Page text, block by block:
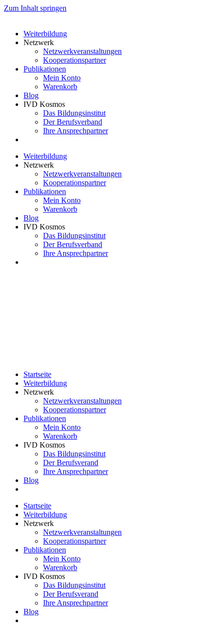
Zum Inhalt springen
Weiterbildung
Netzwerk
Netzwerkveranstaltungen
Kooperationspartner
Publikationen
Mein Konto
Warenkorb
Blog
IVD Kosmos
Das Bildungsinstitut
Der Berufsverband
Ihre Ansprechpartner
Weiterbildung
Netzwerk
Netzwerkveranstaltungen
Kooperationspartner
Publikationen
Mein Konto
Warenkorb
Blog
IVD Kosmos
Das Bildungsinstitut
Der Berufsverband
Ihre Ansprechpartner
Startseite
Weiterbildung
Netzwerk
Netzwerkveranstaltungen
Kooperationspartner
Publikationen
Mein Konto
Warenkorb
IVD Kosmos
Das Bildungsinstitut
Der Berufsverand
Ihre Ansprechpartner
Blog
Startseite
Weiterbildung
Netzwerk
Netzwerkveranstaltungen
Kooperationspartner
Publikationen
Mein Konto
Warenkorb
IVD Kosmos
Das Bildungsinstitut
Der Berufsverand
Ihre Ansprechpartner
Blog